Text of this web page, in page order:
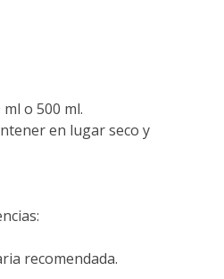
ml o 500 ml.
en lugar seco y
recomendada.